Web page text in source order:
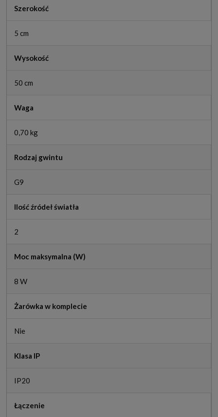
Szerokość
5 cm
Wysokość
50 cm
Waga
0,70 kg
Rodzaj gwintu
G9
Ilość źródeł światła
2
Moc maksymalna (W)
8 W
Żarówka w komplecie
Nie
Klasa IP
IP20
Łączenie